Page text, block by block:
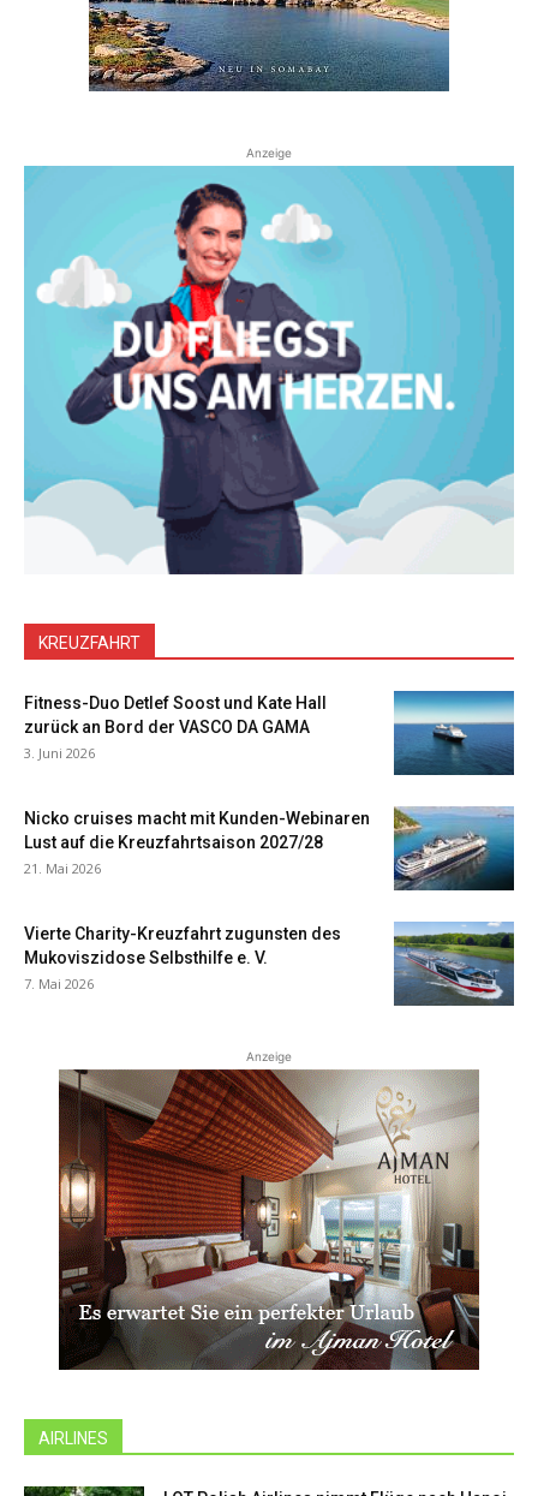
Anzeige
KREUZFAHRT
Fitness-Duo Detlef Soost und Kate Hall
zurück an Bord der VASCO DA GAMA
3. Juni 2026
Nicko cruises macht mit Kunden-Webinaren
Lust auf die Kreuzfahrtsaison 2027/28
21. Mai 2026
Vierte Charity-Kreuzfahrt zugunsten des
Mukoviszidose Selbsthilfe e. V.
7. Mai 2026
Anzeige
AIRLINES